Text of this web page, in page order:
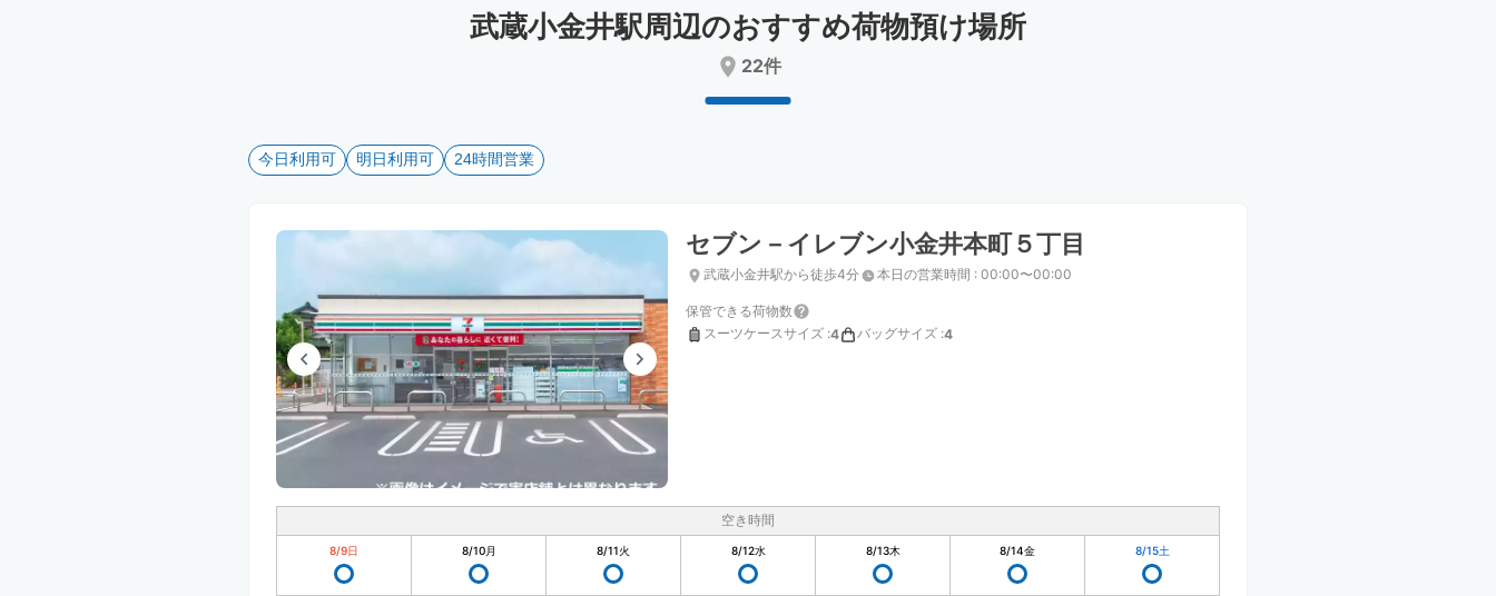
the
changing
dates.
the
for
changing
dates.
武蔵小金井駅周辺のおすすめ荷物預け場所
22件
今日利用可 明日利用可 24時間営業
セブン－イレブン小金井本町５丁目
武蔵小金井駅から徒歩4分 本日の営業時間 : 00:00〜00:00
保管できる荷物数
スーツケースサイズ :4 バッグサイズ :4
空き時間
8/9日 8/10月 8/11火 8/12水 8/13木 8/14金 8/15土